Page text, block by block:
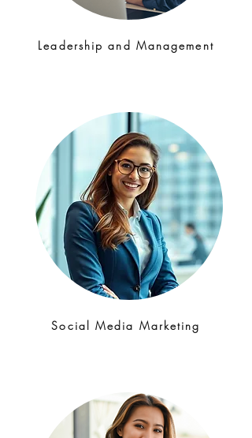
Leadership and Management
Social Media Marketing